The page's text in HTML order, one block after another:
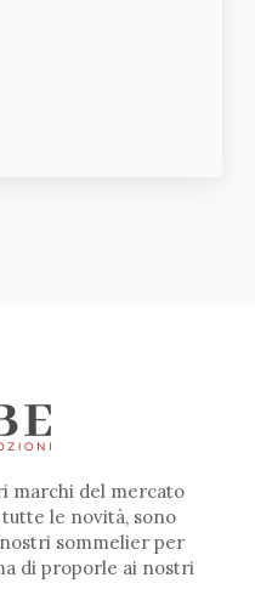
marchi del mercato
le novità, sono
sommelier per
di proporle ai nostri